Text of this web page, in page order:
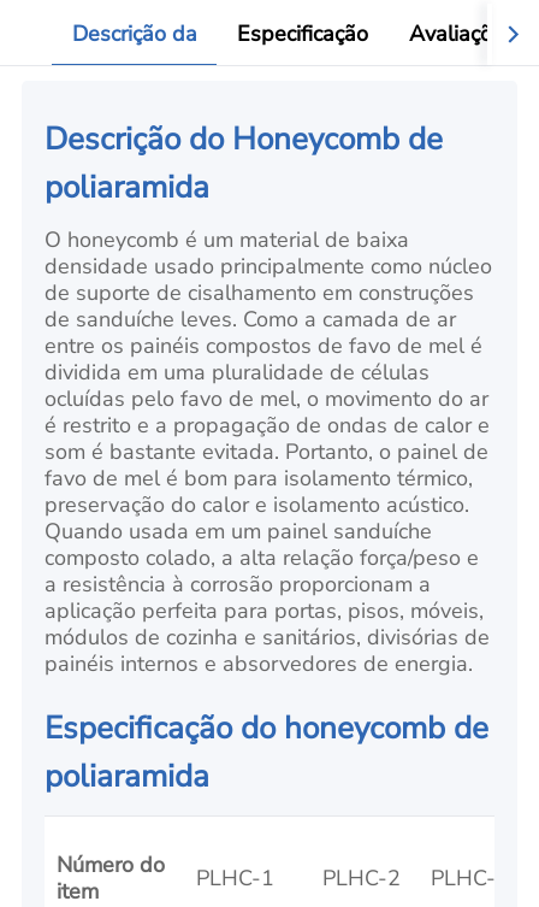
Descrição da Especificação Avaliações
Descrição do Honeycomb de
poliaramida
O honeycomb é um material de baixa
densidade usado principalmente como núcleo
de suporte de cisalhamento em construções
de sanduíche leves. Como a camada de ar
entre os painéis compostos de favo de mel é
dividida em uma pluralidade de células
ocluídas pelo favo de mel, o movimento do ar
é restrito e a propagação de ondas de calor e
som é bastante evitada. Portanto, o painel de
favo de mel é bom para isolamento térmico,
preservação do calor e isolamento acústico.
Quando usada em um painel sanduíche
composto colado, a alta relação força/peso e
a resistência à corrosão proporcionam a
aplicação perfeita para portas, pisos, móveis,
módulos de cozinha e sanitários, divisórias de
painéis internos e absorvedores de energia.
Especificação do honeycomb de
poliaramida
Número do
item
PLHC-1 PLHC-2 PLHC-3